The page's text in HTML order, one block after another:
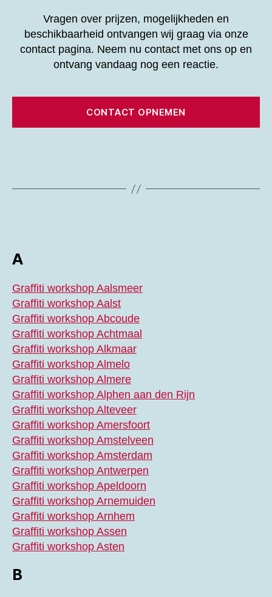
Vragen over prijzen, mogelijkheden en
beschikbaarheid ontvangen wij graag via onze
contact pagina. Neem nu contact met ons op en
ontvang vandaag nog een reactie.
CONTACT OPNEMEN
A
Graffiti workshop Aalsmeer
Graffiti workshop Aalst
Graffiti workshop Abcoude
Graffiti workshop Achtmaal
Graffiti workshop Alkmaar
Graffiti workshop Almelo
Graffiti workshop Almere
Graffiti workshop Alphen aan den Rijn
Graffiti workshop Alteveer
Graffiti workshop Amersfoort
Graffiti workshop Amstelveen
Graffiti workshop Amsterdam
Graffiti workshop Antwerpen
Graffiti workshop Apeldoorn
Graffiti workshop Arnemuiden
Graffiti workshop Arnhem
Graffiti workshop Assen
Graffiti workshop Asten
B